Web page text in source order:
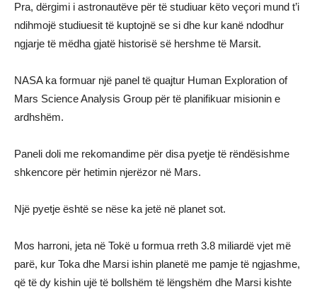
Pra, dërgimi i astronautëve për të studiuar këto veçori mund t’i
ndihmojë studiuesit të kuptojnë se si dhe kur kanë ndodhur
ngjarje të mëdha gjatë historisë së hershme të Marsit.
NASA ka formuar një panel të quajtur Human Exploration of
Mars Science Analysis Group për të planifikuar misionin e
ardhshëm.
Paneli doli me rekomandime për disa pyetje të rëndësishme
shkencore për hetimin njerëzor në Mars.
Një pyetje është se nëse ka jetë në planet sot.
Mos harroni, jeta në Tokë u formua rreth 3.8 miliardë vjet më
parë, kur Toka dhe Marsi ishin planetë me pamje të ngjashme,
që të dy kishin ujë të bollshëm të lëngshëm dhe Marsi kishte